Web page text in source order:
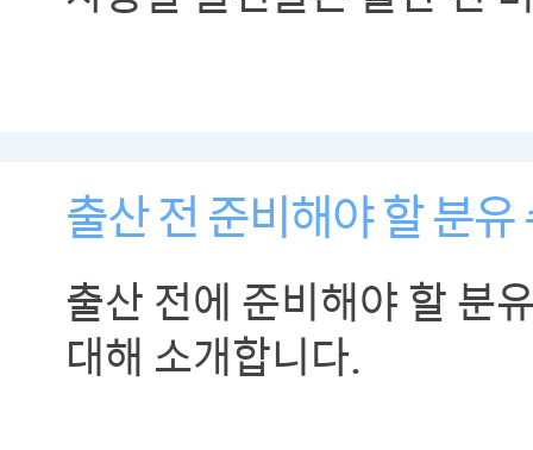
출산 전 준비해야 할 분유
출산 전에 준비해야 할 분
대해 소개합니다.